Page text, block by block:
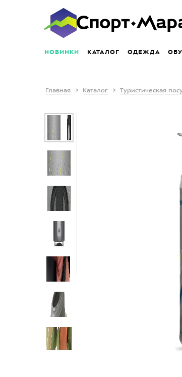
НОВИНКИ КАТАЛОГ ОДЕЖДА
Главная Каталог Туристическая